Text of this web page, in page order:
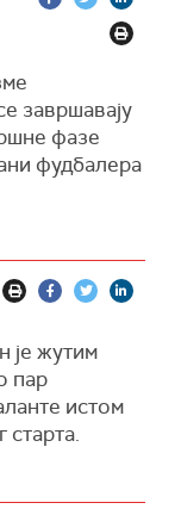
завршавају
фазе
фудбалера
је жутим
пар
истом
старта.